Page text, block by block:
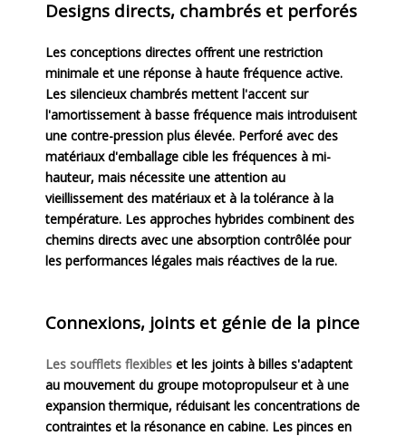
Designs directs, chambrés et perforés
Les conceptions directes offrent une restriction
minimale et une réponse à haute fréquence active.
Les silencieux chambrés mettent l'accent sur
l'amortissement à basse fréquence mais introduisent
une contre-pression plus élevée. Perforé avec des
matériaux d'emballage cible les fréquences à mi-
hauteur, mais nécessite une attention au
vieillissement des matériaux et à la tolérance à la
température. Les approches hybrides combinent des
chemins directs avec une absorption contrôlée pour
les performances légales mais réactives de la rue.
Connexions, joints et génie de la pince
Les soufflets flexibles et les joints à billes s'adaptent
au mouvement du groupe motopropulseur et à une
expansion thermique, réduisant les concentrations de
contraintes et la résonance en cabine. Les pinces en